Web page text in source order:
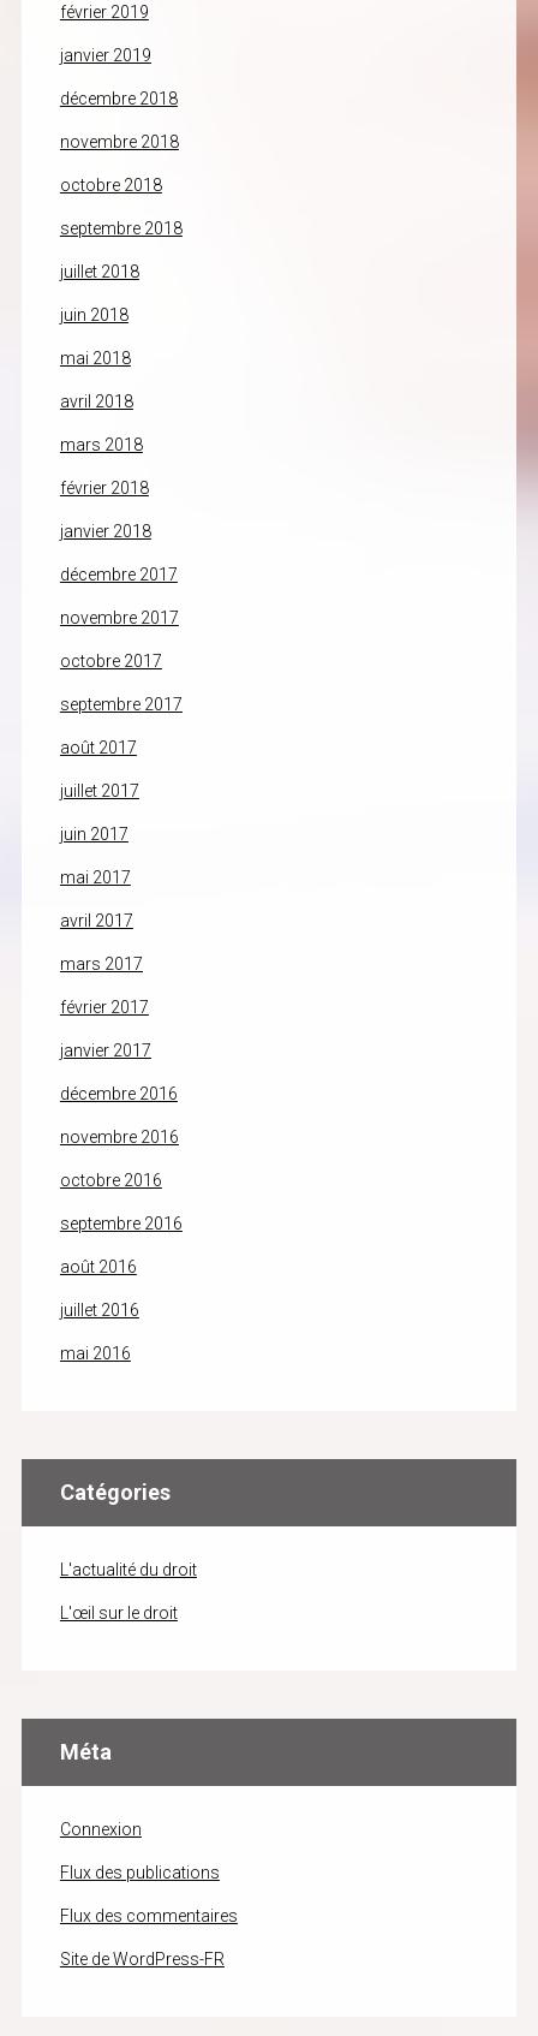
février 2019
janvier 2019
décembre 2018
novembre 2018
octobre 2018
septembre 2018
juillet 2018
juin 2018
mai 2018
avril 2018
mars 2018
février 2018
janvier 2018
décembre 2017
novembre 2017
octobre 2017
septembre 2017
août 2017
juillet 2017
juin 2017
mai 2017
avril 2017
mars 2017
février 2017
janvier 2017
décembre 2016
novembre 2016
octobre 2016
septembre 2016
août 2016
juillet 2016
mai 2016
Catégories
L'actualité du droit
L'œil sur le droit
Méta
Connexion
Flux des publications
Flux des commentaires
Site de WordPress-FR